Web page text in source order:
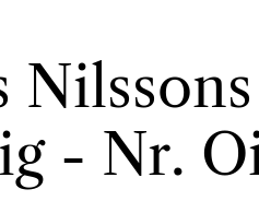
- Nr.